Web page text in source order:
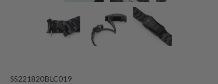
SS221820BLC019